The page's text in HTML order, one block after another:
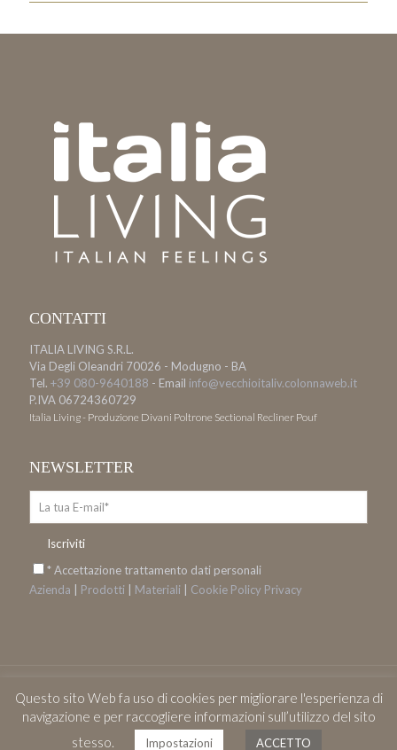
CONTATTI
ITALIA LIVING S.R.L.
Via Degli Oleandri 70026 - Modugno - BA
Tel. +39 080-9640188 - Email info@vecchioitaliv.colonnaweb.it
P.IVA 06724360729
Italia Living - Produzione Divani Poltrone Sectional Recliner Pouf
NEWSLETTER
* Accettazione trattamento dati personali
Azienda
Prodotti Materiali Cookie Policy Privacy
© 2017 Italia Living. All Rights Reserved. Design by Onibur C&A
Questo sito Web fa uso di cookies per migliorare l'esperienza di
navigazione e per raccogliere informazioni sull’utilizzo del sito
stesso.
Impostazioni ACCETTO